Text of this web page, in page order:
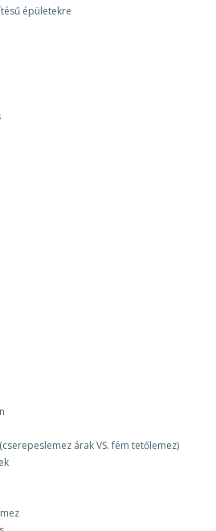
épületekre
árak VS. fém tetőlemez)